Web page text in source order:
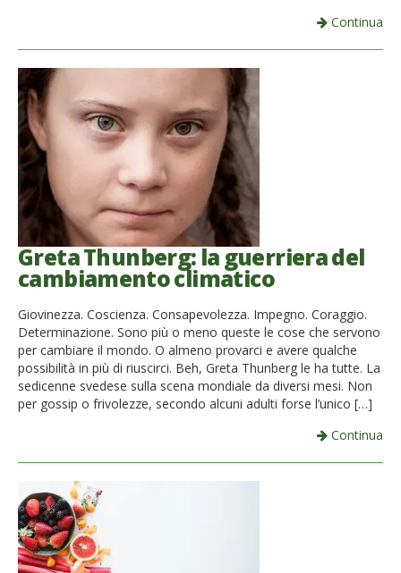
Continua
Greta Thunberg: la guerriera del
cambiamento climatico
Giovinezza. Coscienza. Consapevolezza. Impegno. Coraggio.
Determinazione. Sono più o meno queste le cose che servono
per cambiare il mondo. O almeno provarci e avere qualche
possibilità in più di riuscirci. Beh, Greta Thunberg le ha tutte. La
sedicenne svedese sulla scena mondiale da diversi mesi. Non
per gossip o frivolezze, secondo alcuni adulti forse l’unico […]
Continua